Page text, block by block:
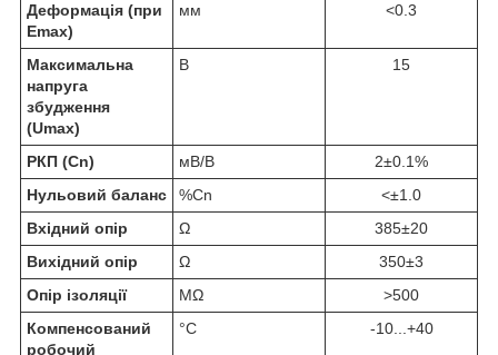
Деформація (при
Emax)
мм <0.3
Максимальна
напруга
збудження
(Umax)
В 15
РКП (Cn) мВ/В
2±0.1%
Нульовий баланс
%Cn
<±1.0
Вхідний опір
Ω
385±20
Вихідний опір
Ω
350±3
Опір ізоляції
МΩ
>500
Компенсований
робочий
°C -10...+40